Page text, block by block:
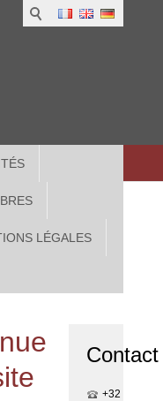
LÉGALES
in
Contact
+32